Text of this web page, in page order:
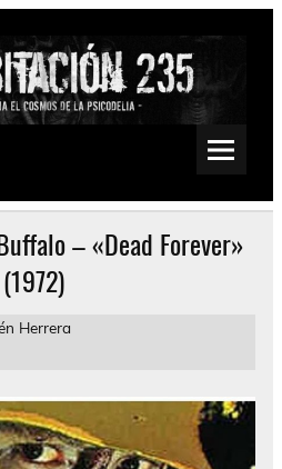
Sludge, Fuzz, Space, Drone
– «Dead Forever»
(1972)
Herrera